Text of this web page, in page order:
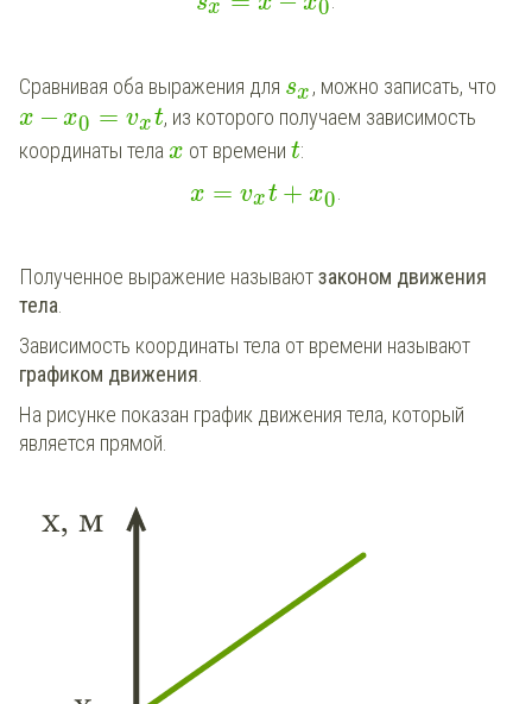
x 0
Сравнивая оба выражения для sx , можно записать, что
x − x0 = vxt, из которого получаем зависимость
координаты тела x от времениt:
x = vxt + x0.
Полученное выражение называютзаконом движения
тела.
Зависимость координаты тела от времени называют
графиком движения.
На рисунке показан график движения тела, который
является прямой.